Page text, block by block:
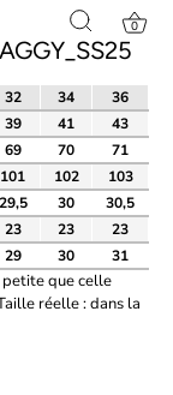
0
32 34
36
39 41
43
69 70
71
101 102
103
29,5 30
30,5
23 23
23
29 30 31
que celle
réelle : dans la